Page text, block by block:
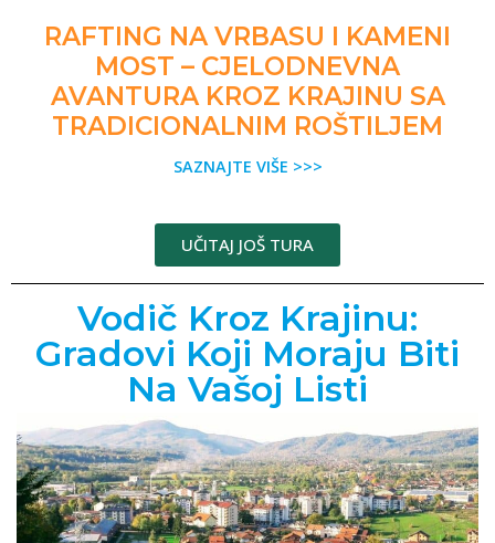
RAFTING NA VRBASU I KAMENI
MOST – CJELODNEVNA
AVANTURA KROZ KRAJINU SA
TRADICIONALNIM ROŠTILJEM
SAZNAJTE VIŠE >>>
UČITAJ JOŠ TURA
Vodič Kroz Krajinu:
Gradovi Koji Moraju Biti
Na Vašoj Listi